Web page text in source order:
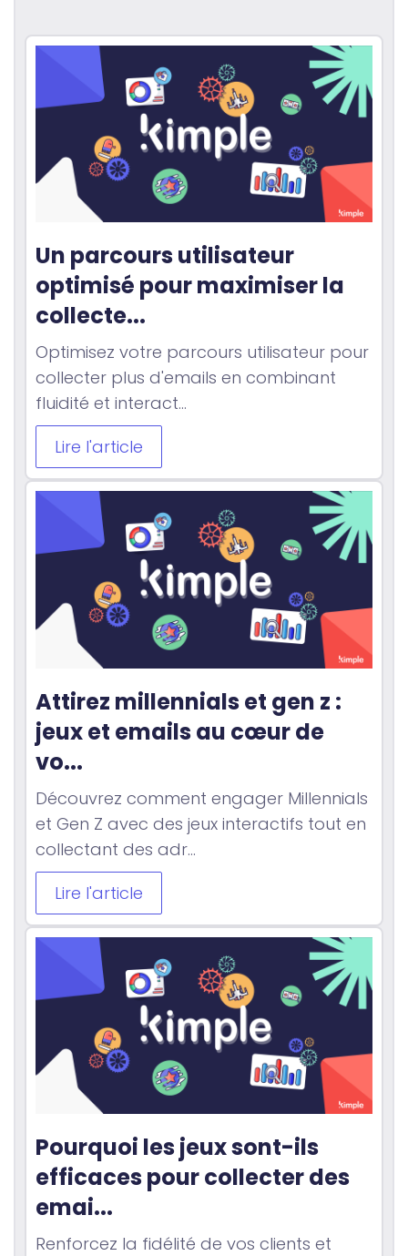
Un parcours utilisateur
optimisé pour maximiser la
collecte...
Optimisez votre parcours utilisateur pour
collecter plus d'emails en combinant
fluidité et interact...
Lire l'article
Attirez millennials et gen z :
jeux et emails au cœur de
vo...
Découvrez comment engager Millennials
et Gen Z avec des jeux interactifs tout en
collectant des adr...
Lire l'article
Pourquoi les jeux sont-ils
efficaces pour collecter des
emai...
Renforcez la fidélité de vos clients et